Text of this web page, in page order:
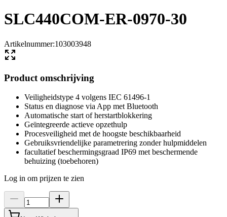
SLC440COM-ER-0970-30
Artikelnummer:103003948
Product omschrijving
Veiligheidstype 4 volgens IEC 61496-1
Status en diagnose via App met Bluetooth
Automatische start of herstartblokkering
Geïntegreerde actieve opzethulp
Procesveiligheid met de hoogste beschikbaarheid
Gebruiksvriendelijke parametrering zonder hulpmiddelen
facultatief beschermingsgraad IP69 met beschermende
behuizing (toebehoren)
Log in om prijzen te zien